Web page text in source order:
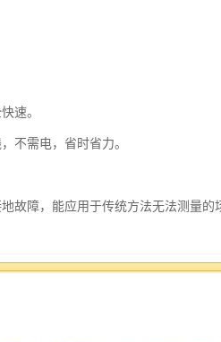
速。
不需电，省时省力。
故障，能应用于传统方法无法测量的